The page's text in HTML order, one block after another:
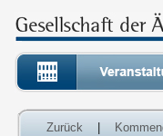
Zurück